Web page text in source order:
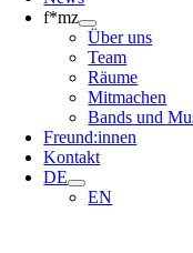
f*mz
Über uns
Team
Räume
Mitmachen
Bands und
Freund:innen
Kontakt
DE
EN